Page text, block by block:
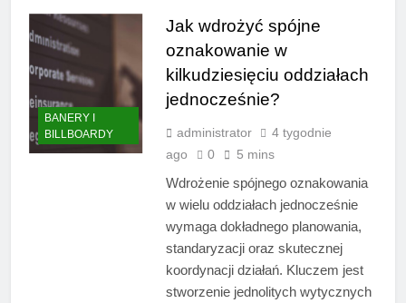
BANERY I
BILLBOARDY
Jak wdrożyć spójne
oznakowanie w
kilkudziesięciu oddziałach
jednocześnie?
administrator
4 tygodnie
ago
0 5 mins
Wdrożenie spójnego oznakowania
w wielu oddziałach jednocześnie
wymaga dokładnego planowania,
standaryzacji oraz skutecznej
koordynacji działań. Kluczem jest
stworzenie jednolitych wytycznych